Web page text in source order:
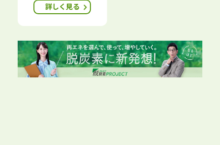
詳しく見る